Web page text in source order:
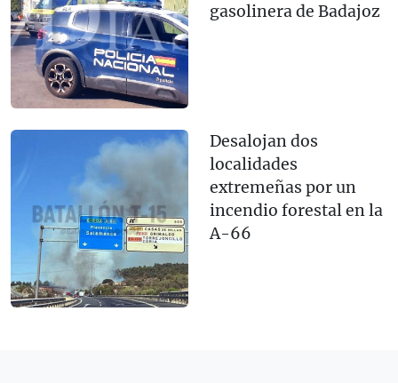
gasolinera de Badajoz
Desalojan dos
localidades
extremeñas por un
incendio forestal en la
A-66